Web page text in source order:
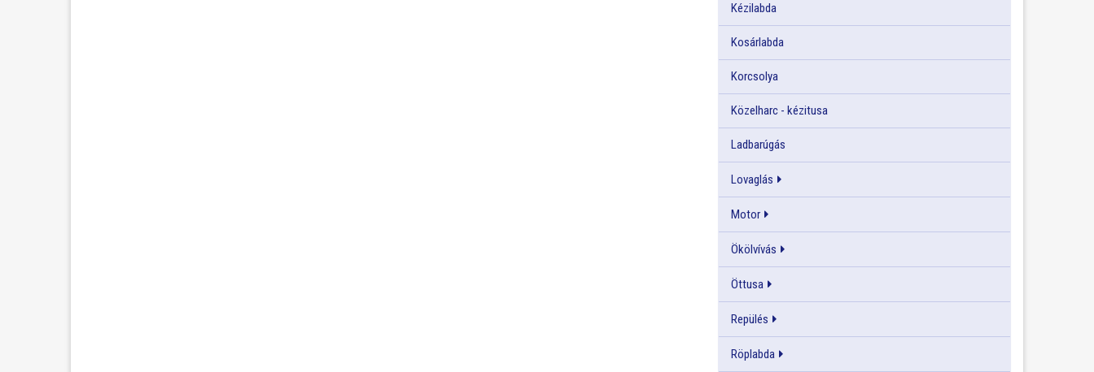
Kézilabda
Kosárlabda
Korcsolya
Közelharc - kézitusa
Ladbarúgás
Lovaglás
Motor
Ökölvívás
Öttusa
Repülés
Röplabda